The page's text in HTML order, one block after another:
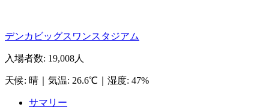
デンカビッグスワンスタジアム
入場者数: 19,008人
天候: 晴 気温: 26.6℃ 湿度: 47%
サマリー